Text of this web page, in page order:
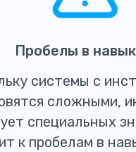
Пробелы в
системы с
сложными,
специальных
к пробелам в